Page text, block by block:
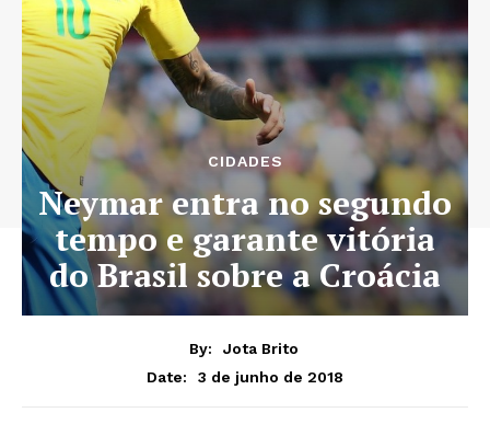
CIDADES
Neymar entra no segundo
tempo e garante vitória
do Brasil sobre a Croácia
By:
Jota Brito
Date:
3 de junho de 2018